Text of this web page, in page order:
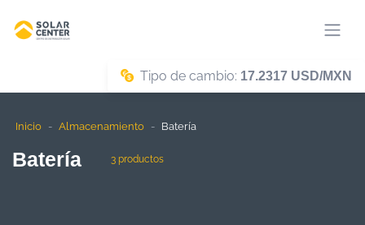
Tipo de cambio: 17.2317 USD/MXN
Inicio Almacenamiento Batería
Batería 3 productos